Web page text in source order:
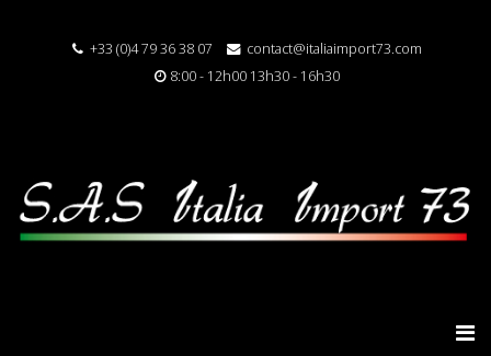
+33 (0)4 79 36 38 07
contact@italiaimport73.com
8:00 - 12h00 13h30 - 16h30